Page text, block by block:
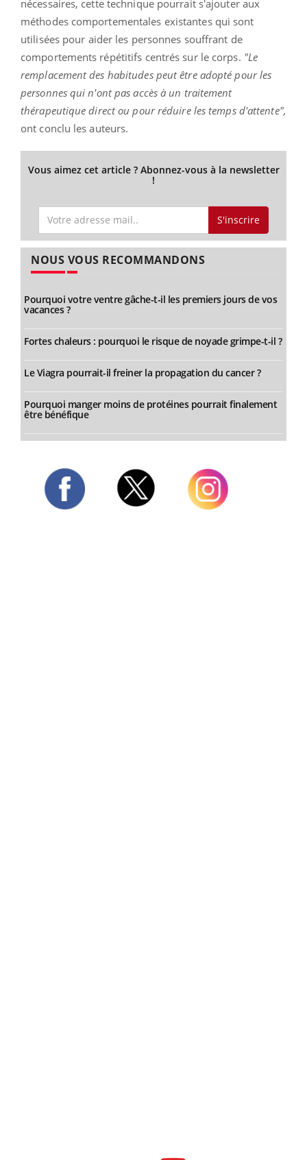
nécessaires, cette technique pourrait s'ajouter aux
méthodes comportementales existantes qui sont
utilisées pour aider les personnes souffrant de
comportements répétitifs centrés sur le corps. "Le
remplacement des habitudes peut être adopté pour les
personnes qui n'ont pas accès à un traitement
thérapeutique direct ou pour réduire les temps d'attente",
ont conclu les auteurs.
Vous aimez cet article ? Abonnez-vous à la newsletter
!
S'inscrire
NOUS VOUS RECOMMANDONS
Pourquoi votre ventre gâche-t-il les premiers jours de vos
vacances ?
Fortes chaleurs : pourquoi le risque de noyade grimpe-t-il ?
Le Viagra pourrait-il freiner la propagation du cancer ?
Pourquoi manger moins de protéines pourrait finalement
être bénéfique